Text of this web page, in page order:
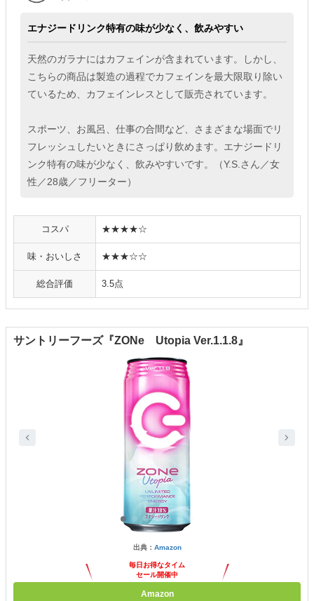
エナジードリンク特有の味が少なく、飲みやすい
天然のガラナにはカフェインが含まれています。しかし、
こちらの商品は製造の過程でカフェインを最大限取り除い
ているため、カフェインレスとして販売されています。
スポーツ、お風呂、仕事の合間など、さまざまな場面でリ
フレッシュしたいときにさっぱり飲めます。エナジードリ
ンク特有の味が少なく、飲みやすいです。（Y.S.さん／女
性／28歳／フリーター）
コスパ ★★★★☆
味・おいしさ ★★★☆☆
総合評価 3.5点
サントリーフーズ『ZONe Utopia Ver.1.1.8』
出典： Amazon
毎日お得なタイム
セール開催中
Amazon